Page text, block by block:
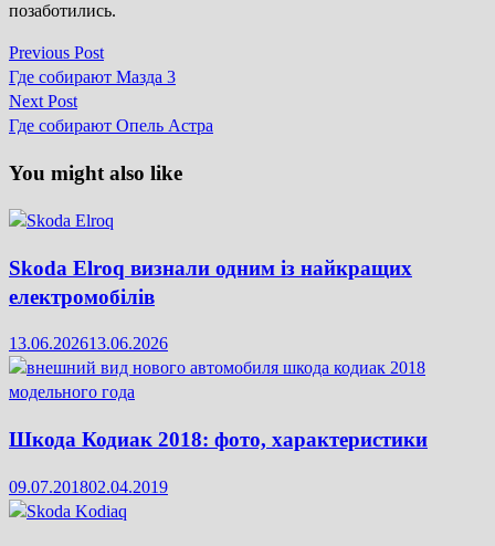
позаботились.
Навігація
записів
Previous PostPrevious
post:
Где собирают Мазда 3
Next PostNext
post:
Где собирают Опель Астра
You might also like
Skoda Elroq визнали одним із найкращих
електромобілів
13.06.202613.06.2026
Шкода Кодиак 2018: фото, характеристики
09.07.201802.04.2019